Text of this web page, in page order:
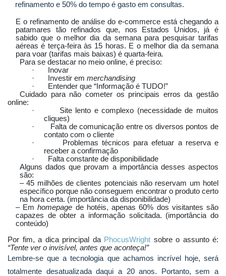
refinamento e 50% do tempo é gasto em consultas.
E o refinamento de análise do e-commerce está chegando a
patamares tão refinados que, nos Estados Unidos, já é
sabido que o melhor dia da semana para pesquisar tarifas
aéreas é terça-feira às 15 horas. E o melhor dia da semana
para voar (tarifas mais baixas) é quarta-feira.
Para se destacar no meio online, é preciso:
·
Inovar
·
Investir em merchandising
·
Entender que “Informação é TUDO!”
Cuidado para não cometer os principais erros da gestão
online:
·
Site lento e complexo (necessidade de muitos
cliques)
·
Falta de comunicação entre os diversos pontos de
contato com o cliente
·
Problemas técnicos para efetuar a reserva e
receber a confirmação
·
Falta constante de disponibilidade
Alguns dados que provam a importância desses aspectos
são:
– 45 milhões de clientes potenciais não reservam um hotel
específico porque não conseguem encontrar o produto certo
na hora certa. (importância da disponibilidade)
– Emhomepage de hotéis, apenas 60% dos visitantes são
capazes de obter a informação solicitada. (importância do
conteúdo)
Por fim, a dica principal da PhocusWright sobre o assunto é:
“Tente ver o invisível, antes que aconteça!”
Lembre-se que a tecnologia que achamos incrível hoje, será
totalmente desatualizada daqui a 20 anos. Portanto, sem a